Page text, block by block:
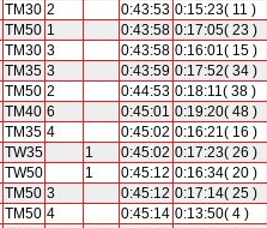
TM30 2 0:43:53 0:15:23( 11 )
TM50 1 0:43:58 0:17:05( 23 )
TM30 3 0:43:58 0:16:01( 15 )
TM35 3 0:43:59 0:17:52( 34 )
TM50 2 0:44:53 0:18:11( 38 )
TM40 6 0:45:01 0:19:20( 48 )
TM35 4 0:45:02 0:16:21( 16 )
TW35 1 0:45:02 0:17:23( 26 )
TW50 1 0:45:12 0:16:34( 20 )
TM50 3 0:45:12 0:17:14( 25 )
TM50 4 0:45:14 0:13:50( 4 )